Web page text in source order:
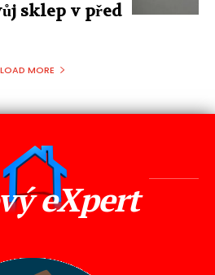
sklep v před
LOAD MORE
eXpert